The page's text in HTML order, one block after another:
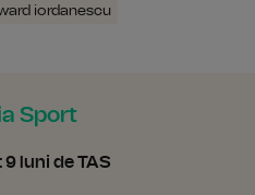
iordanescu
Sport
luni de TAS